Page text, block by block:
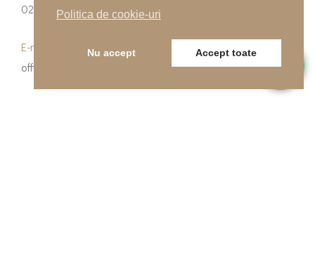
0262-215334
E-mail
office@indfloor.ro
Politica de cookie-uri
Nu accept Accept toate